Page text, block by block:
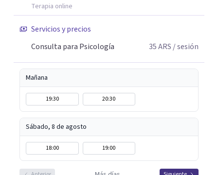
Terapia online
Servicios y precios
Consulta para Psicología
35ARS / sesión
Mañana
19:30 20:30
Sábado, 8 de agosto
18:00 19:00